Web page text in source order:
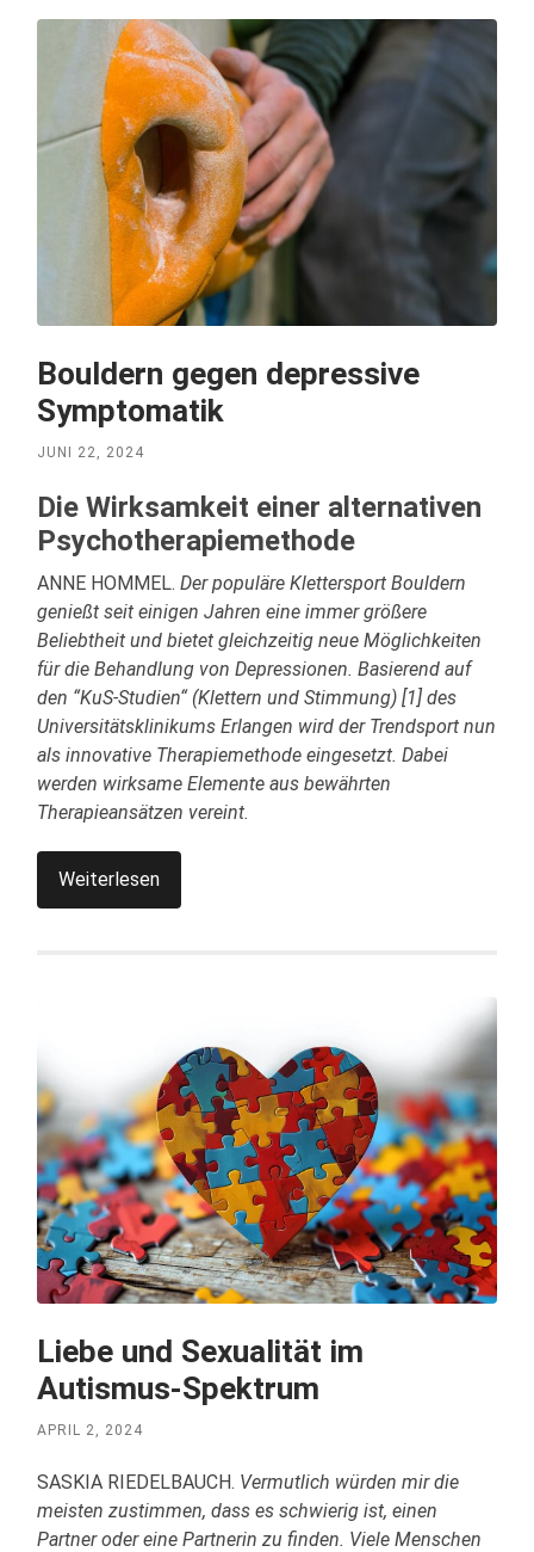
Bouldern gegen depressive
Symptomatik
JUNI 22, 2024
Die Wirksamkeit einer alternativen
Psychotherapiemethode
ANNE HOMMEL.Der populäre Klettersport Bouldern
genießt seit einigen Jahren eine immer größere
Beliebtheit und bietet gleichzeitig neue Möglichkeiten
für die Behandlung von Depressionen. Basierend auf
den “KuS-Studien“ (Klettern und Stimmung) [1] des
Universitätsklinikums Erlangen wird der Trendsport nun
als innovative Therapiemethode eingesetzt. Dabei
werden wirksame Elemente aus bewährten
Therapieansätzen vereint.
Weiterlesen
Liebe und Sexualität im
Autismus-Spektrum
APRIL 2, 2024
SASKIA RIEDELBAUCH. Vermutlich würden mir die
meisten zustimmen, dass es schwierig ist, einen
Partner oder eine Partnerin zu finden. Viele Menschen